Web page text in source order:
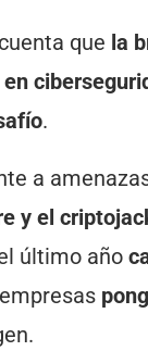
que la
.
a
y el
último año